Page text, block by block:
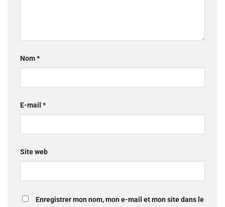
Nom*
E-mail *
Site web
Enregistrer mon nom, mon e-mail et mon site dans le